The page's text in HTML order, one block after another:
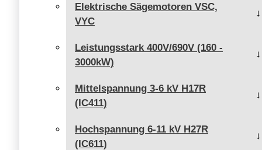
Elektrische Sägemotoren VSC,
VYC
Leistungsstark 400V/690V (160 -
3000kW)
Mittelspannung 3-6 kV H17R
(IC411)
Hochspannung 6-11 kV H27R
(IC611)